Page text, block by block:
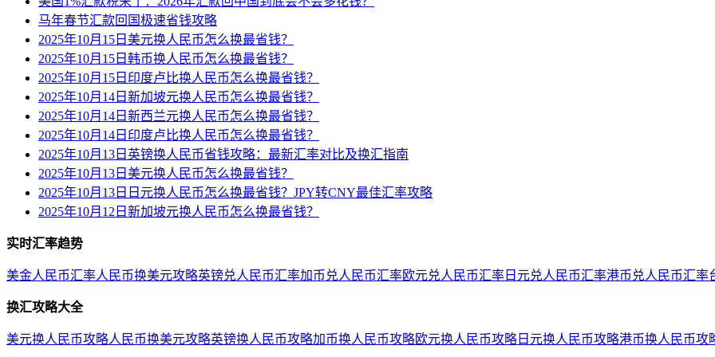
马年春节汇款回国极速省钱攻略
2025年10月15日美元换人民币怎么换最省钱？
2025年10月15日韩币换人民币怎么换最省钱？
2025年10月15日印度卢比换人民币怎么换最省钱？
2025年10月14日新加坡元换人民币怎么换最省钱？
2025年10月14日新西兰元换人民币怎么换最省钱？
2025年10月14日印度卢比换人民币怎么换最省钱？
2025年10月13日英镑换人民币省钱攻略：最新汇率对比及换汇指南
2025年10月13日美元换人民币怎么换最省钱？
2025年10月13日日元换人民币怎么换最省钱？JPY转CNY最佳汇率攻略
2025年10月12日新加坡元换人民币怎么换最省钱？
实时汇率趋势
美金人民币汇率人民币换美元攻略英镑兑人民币汇率加币兑人民币汇率欧元兑人民币汇率 日元兑人民币汇率港币兑人民币汇率
换汇攻略大全
美元换人民币攻略人民币换美元攻略英镑换人民币攻略加币换人民币攻略欧元换人民币攻略 日元换人民币攻略港币换人民币攻